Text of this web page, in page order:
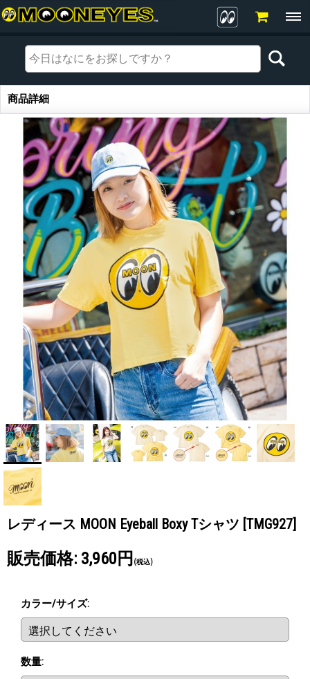
商品詳細
商品詳細
レディース MOON Eyeball Boxy Tシャツ [TMG927]
販売価格: 3,960円 (税込)
カラー/サイズ:
数量: